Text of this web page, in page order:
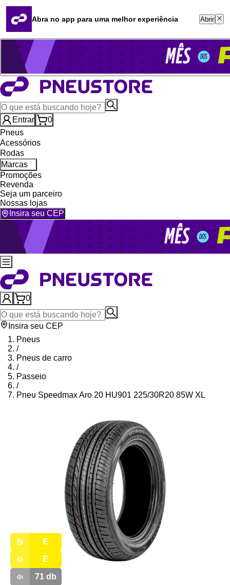
Quero revender
Blog
Whatsapp (16) 99764-8401
Televendas (47) 3046-2551
Entrar
0
Pneus
Acessórios
Rodas
Marcas
Promoções
Revenda
Seja um parceiro
Nossas lojas
Insira seu CEP
0
Insira seu CEP
Pneus
/
Pneus de carro
/
Passeio
/
Pneu Speedmax Aro 20 HU901 225/30R20 85W XL
E
E
71db
Abra no app para uma melhor experiência Abrir